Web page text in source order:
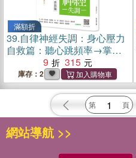
滿額折
39.自律神經失調：身心壓力
自救篇：聽心跳頻率→掌握
身心壓力多大→活用四大技
巧→重新開機
9 315
庫存：2
網站導航 >>